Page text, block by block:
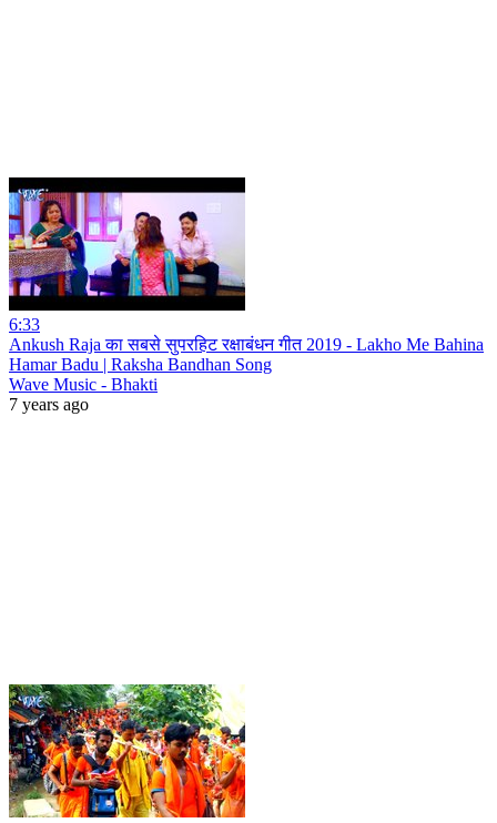
6:33
Ankush Raja का सबसे सुपरहिट रक्षाबंधन गीत 2019 - Lakho Me Bahina
Hamar Badu | Raksha Bandhan Song
Wave Music - Bhakti
7 years ago